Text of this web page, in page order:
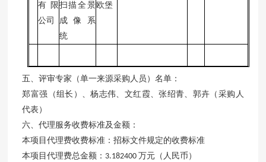
有限
公司
扫描全景
成像系
统
欧堡
五、评审专家（单一来源采购人员）名单：
郑富强（组长）、杨志伟、文红霞、张绍青、郭卉（采购人
代表）
六、代理服务收费标准及金额：
本项目代理费收费标准：招标文件规定的收费标准
本项目代理费总金额： 3.182400 万元（人民币）